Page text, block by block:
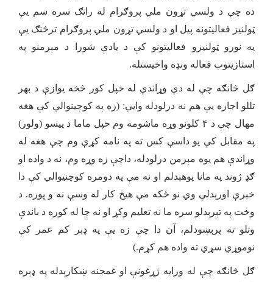
ده چې د ولسي تړون ملي پروګرام له راتګ سره سم یې
ټولنیز فعالیتونه پیل او د ولسي تړون ملي پروګرام ترڅنګ يې
په نورو ټولنیزو فعالیتونو کې د یادې شورا د مېرمنو په
استازیتوب فعاله ونډه واخیستله.
ګل څانګه چې له دې وړاندې له خپل کور څخه یوازې د بهر
تللو اجازه يې هم نه درلودله وايي: (زه په کوچینوالي کې هغه
مهال چې د ۴ کلونو وړه ماشومه وم خپل ماما د پیسو (ولور)
په مقابل کې یو داسې کس ته په نامه کړې وم چې هغه له
وړاندې هم یوه مېرمن درلودله، داچې زه وړه وم، نه د واده او
ګډ ژوند په مانا پوهېدلم او نه مې په دومره کوچنیوالي کې دا
خبرې اورېدلې وي نو ځکه مې هیڅ کار له وسې نه و پوره. د
وخت په تېرېدلو سره ما نه تعلیم وکړ او نه چا له کوره د باندې
وتلو ته پرېښودلم، آن دا چې زه يې په ډېر کم عمر کې
نوموړي سړي ته واده هم کړم.)
ګل څانګه چې له ورایه ژړغونې او غمجنه ښکارېدله په ډېره